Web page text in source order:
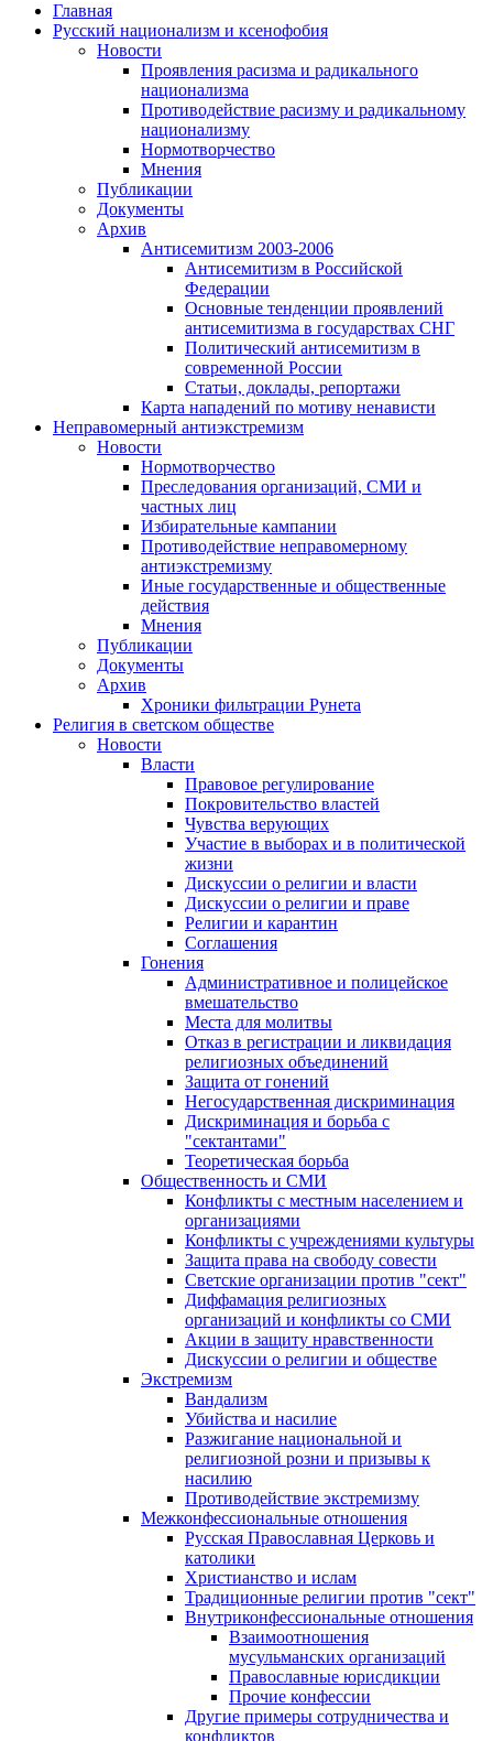
Главная
Русский национализм и ксенофобия
Новости
Проявления расизма и радикального
национализма
Противодействие расизму и радикальному
национализму
Нормотворчество
Мнения
Публикации
Документы
Архив
Антисемитизм 2003-2006
Антисемитизм в Российской
Федерации
Основные тенденции проявлений
антисемитизма в государствах СНГ
Политический антисемитизм в
современной России
Статьи, доклады, репортажи
Карта нападений по мотиву ненависти
Неправомерный антиэкстремизм
Новости
Нормотворчество
Преследования организаций, СМИ и
частных лиц
Избирательные кампании
Противодействие неправомерному
антиэкстремизму
Иные государственные и общественные
действия
Мнения
Публикации
Документы
Архив
Хроники фильтрации Рунета
Религия в светском обществе
Новости
Власти
Правовое регулирование
Покровительство властей
Чувства верующих
Участие в выборах и в политической
жизни
Дискуссии о религии и власти
Дискуссии о религии и праве
Религии и карантин
Соглашения
Гонения
Административное и полицейское
вмешательство
Места для молитвы
Отказ в регистрации и ликвидация
религиозных объединений
Защита от гонений
Негосударственная дискриминация
Дискриминация и борьба с
"сектантами"
Теоретическая борьба
Общественность и СМИ
Конфликты с местным населением и
организациями
Конфликты с учреждениями культуры
Защита права на свободу совести
Светские организации против "сект"
Диффамация религиозных
организаций и конфликты со СМИ
Акции в защиту нравственности
Дискуссии о религии и обществе
Экстремизм
Вандализм
Убийства и насилие
Разжигание национальной и
религиозной розни и призывы к
насилию
Противодействие экстремизму
Межконфессиональные отношения
Русская Православная Церковь и
католики
Христианство и ислам
Традиционные религии против "сект"
Внутриконфессиональные отношения
Взаимоотношения
мусульманских организаций
Православные юрисдикции
Прочие конфессии
Другие примеры сотрудничества и
конфликтов